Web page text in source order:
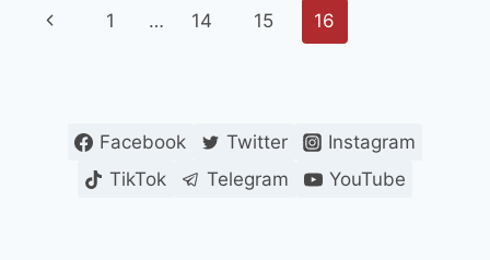
Navegación
Página
1 … 14 15 16
Facebook Twitter
Instagram
TikTok
Telegram YouTube